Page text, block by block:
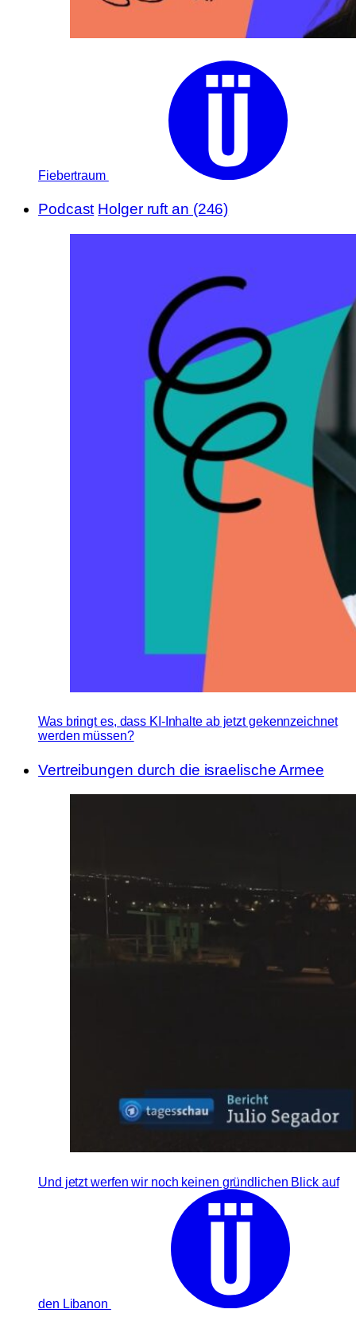
Fiebertraum
Podcast Holger ruft an (246)
Was bringt es, dass KI-Inhalte ab jetzt gekennzeichnet
werden müssen?
Vertreibungen durch die israelische Armee
Und jetzt werfen wir noch keinen gründlichen Blick auf
den Libanon